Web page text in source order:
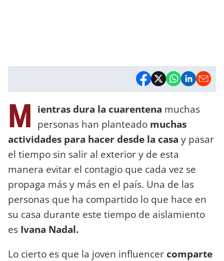
M ientras dura la cuarentena muchas
personas han planteado muchas
actividades para hacer desde la casa y pasar
el tiempo sin salir al exterior y de esta
manera evitar el contagio que cada vez se
propaga más y más en el país. Una de las
personas que ha compartido lo que hace en
su casa durante este tiempo de aislamiento
es Ivana Nadal.
Lo cierto es que la joven influencer comparte